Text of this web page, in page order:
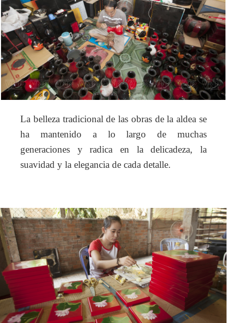
La belleza tradicional de las obras de la aldea se
ha mantenido a lo largo de muchas
generaciones y radica en la delicadeza, la
suavidad y la elegancia de cada detalle.